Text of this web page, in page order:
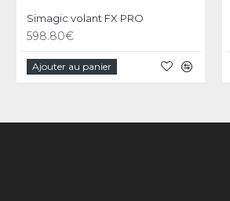
Simagic volant FX PRO
598.80€
Ajouter au panier